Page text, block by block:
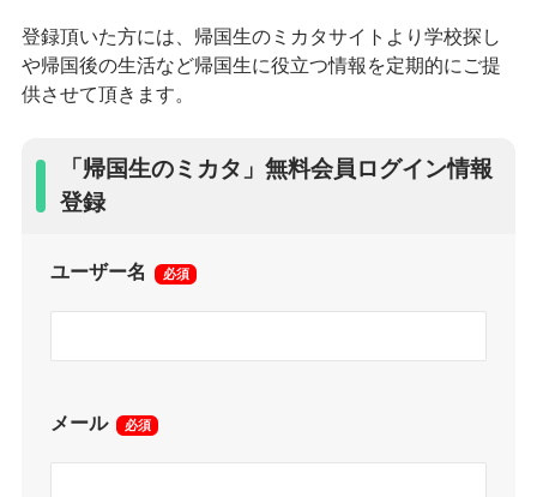
登録頂いた方には、帰国生のミカタサイトより学校探し
や帰国後の生活など帰国生に役立つ情報を定期的にご提
供させて頂きます。
「帰国生のミカタ」無料会員ログイン情報
登録
ユーザー名 必須
メール 必須